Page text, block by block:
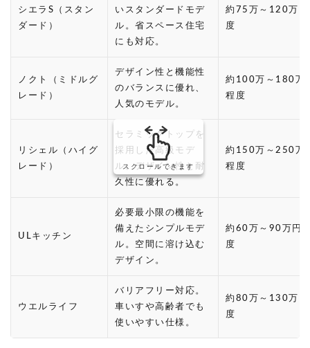
シエラS（スタン
ダード）
いスタンダードモデ
ル。省スペース住宅
にも対応。
約75万～120万円
度
ノクト（ミドルグ
レード）
デザイン性と機能性
のバランスに優れ、
人気のモデル。
約100万～180万
程度
リシェル（ハイグ
レード）
セラミックトップを
採用した高級モデ
ル。デザイン性と耐
久性に優れる。
約150万～250万
程度
ULキッチン
必要最小限の機能を
備えたシンプルモデ
ル。空間に溶け込む
デザイン。
約60万～90万円
度
ウエルライフ
バリアフリー対応。
車いすや高齢者でも
使いやすい仕様。
約80万～130万円
度
スクロールできます